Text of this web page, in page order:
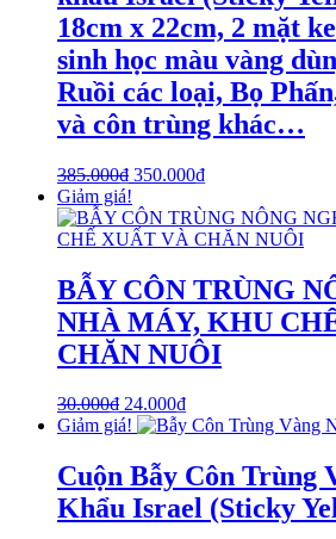
18cm x 22cm, 2 mặt
sinh học màu vàng
Ruồi các loại, Bọ
và côn trùng khác…
385.000₫ 350.000₫
Giảm giá!
BẪY CÔN TRÙNG
NHÀ MÁY, KHU
CHĂN NUÔI
30.000₫ 24.000₫
Giảm giá!
Cuộn Bẫy Côn Trùng
Khẩu Israel (Sticky